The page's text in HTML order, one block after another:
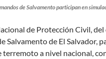
de Salvamento participan en
de Protección Civil,
Salvamento de El Salvador,
terremoto a nivel nacional,